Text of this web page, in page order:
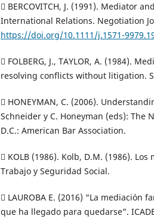
 BERCOVITCH, J. (1991). Mediator
International Relations. Negotiation
https://doi.org/10.1111/j.1571-
 FOLBERG, J., TAYLOR, A. (1984).
resolving conflicts without litigation.
 HONEYMAN, C. (2006).
Schneider y C. Honeyman (eds): The
D.C.: American Bar Association.
 KOLB (1986). Kolb, D.M. (1986).
Trabajo y Seguridad Social.
 LAUROBA E. (2016) “La mediación
que ha llegado para quedarse”.